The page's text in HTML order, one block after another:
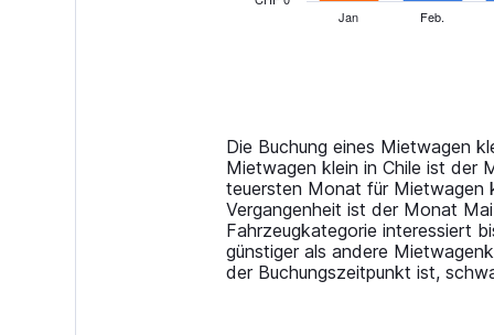
14
categories.
The
chart
has
1
Y
Jan Feb.
Die Buchung eines Mietwagen
Mietwagen klein in Chile ist der
teuersten Monat für Mietwagen
Vergangenheit ist der Monat
Fahrzeugkategorie interessiert
günstiger als andere
der Buchungszeitpunkt ist,